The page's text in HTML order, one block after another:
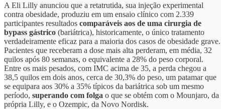
A Eli Lilly anunciou que a retatrutida, sua injeção experimental
contra obesidade, produziu em um ensaio clínico com 2.339
participantes resultados comparáveis aos de uma cirurgia de
bypass gástrico (bariátrica), historicamente, o único tratamento
verdadeiramente eficaz para a maioria dos casos de obesidade grave.
Pacientes que receberam a dose mais alta perderam, em média, 32
quilos após 80 semanas, o equivalente a 28% do peso corporal.
Entre os mais pesados, com IMC acima de 35, a perda chegou a
38,5 quilos em dois anos, cerca de 30,3% do peso, um patamar que
se equipara aos 30% a 35% típicos da bariátrica sob um mesmo
período, superando com folga o que se obtém com o Mounjaro, da
própria Lilly, e o Ozempic, da Novo Nordisk.